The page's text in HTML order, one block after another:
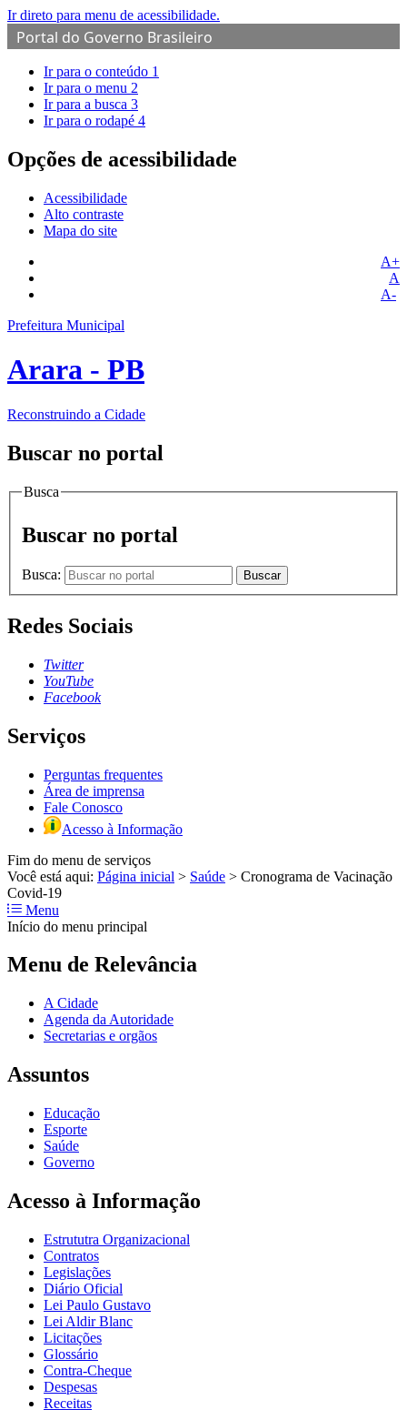
Ir direto para menu de acessibilidade.
Portal do Governo Brasileiro
Ir para o conteúdo 1
Ir para o menu 2
Ir para a busca 3
Ir para o rodapé 4
Opções de acessibilidade
Acessibilidade
Alto contraste
Mapa do site
A+
A
A-
Prefeitura Municipal
Arara - PB
Reconstruindo a Cidade
Buscar no portal
Busca
Buscar no portal
Busca: Buscar
Redes Sociais
Twitter
YouTube
Facebook
Serviços
Perguntas frequentes
Área de imprensa
Fale Conosco
Acesso à Informação
Fim do menu de serviços
Você está aqui: Página inicial > Saúde > Cronograma de Vacinação
Covid-19
Menu
Início do menu principal
Menu de Relevância
A Cidade
Agenda da Autoridade
Secretarias e orgãos
Assuntos
Educação
Esporte
Saúde
Governo
Acesso à Informação
Estrututra Organizacional
Contratos
Legislações
Diário Oficial
Lei Paulo Gustavo
Lei Aldir Blanc
Licitações
Glossário
Contra-Cheque
Despesas
Receitas